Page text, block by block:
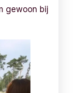
gewoon bij